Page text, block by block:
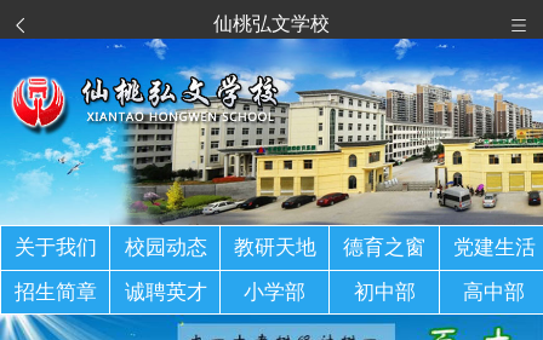
关于我们 校园动态 教研天地 德育之窗
党建生活
招生简章
诚聘英才 小学部 初中部 高中部
仙桃弘文学校